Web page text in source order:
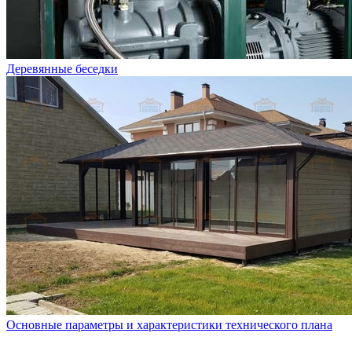
Деревянные беседки
Основные параметры и характеристики технического плана